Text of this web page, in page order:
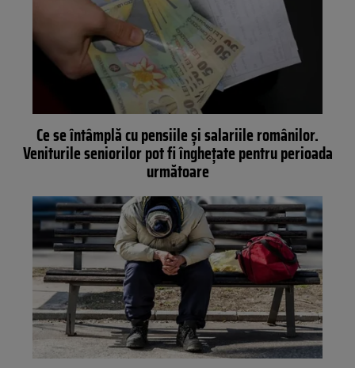
Ce se întâmplă cu pensiile și salariile românilor.
Veniturile seniorilor pot fi înghețate pentru perioada
următoare